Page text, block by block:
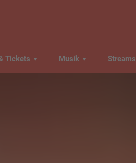
Tickets Musik Streams